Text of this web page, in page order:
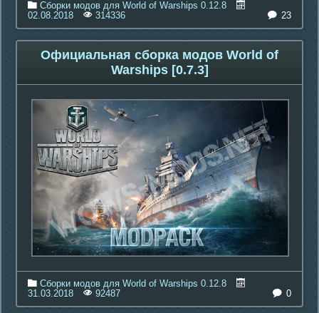
Сборки модов для World of Warships 0.12.8
02.08.2018
314336 23
Официальная сборка модов World of
Warships [0.7.3]
Сборки модов для World of Warships 0.12.8
31.03.2018
92487 0